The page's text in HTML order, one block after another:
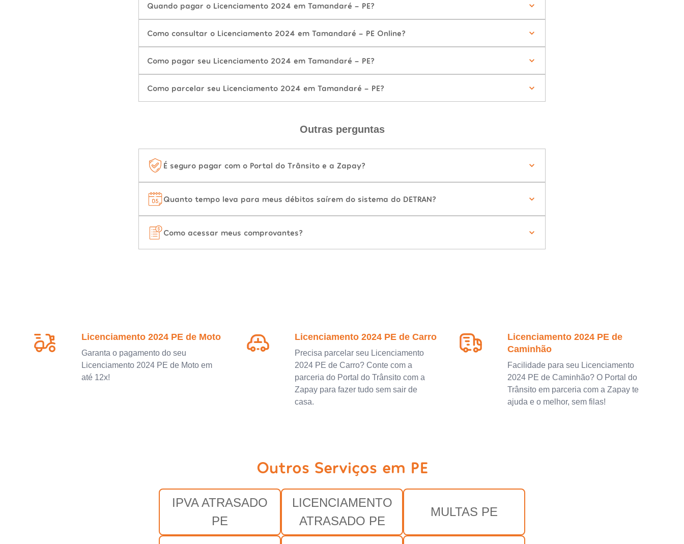
Quando pagar o Licenciamento 2024 em Tamandaré - PE?
Como consultar o Licenciamento 2024 em Tamandaré - PE Online?
Como pagar seu Licenciamento 2024 em Tamandaré - PE?
Como parcelar seu Licenciamento 2024 em Tamandaré - PE?
Outras perguntas
É seguro pagar com o Portal do Trânsito e a Zapay?
Quanto tempo leva para meus débitos saírem do sistema do DETRAN?
Como acessar meus comprovantes?
Licenciamento 2024 PE de Moto
Garanta o pagamento do seu
Licenciamento 2024 PE de Moto em
até 12x!
Licenciamento 2024 PE de Carro
Precisa parcelar seu Licenciamento
2024 PE de Carro? Conte com a
parceria do Portal do Trânsito com a
Zapay para fazer tudo sem sair de
casa.
Licenciamento 2024 PE de
Caminhão
Facilidade para seu Licenciamento
2024 PE de Caminhão? O Portal do
Trânsito em parceria com a Zapay te
ajuda e o melhor, sem filas!
Outros Serviços em PE
IPVA ATRASADO
PE
LICENCIAMENTO
ATRASADO PE
MULTAS PE